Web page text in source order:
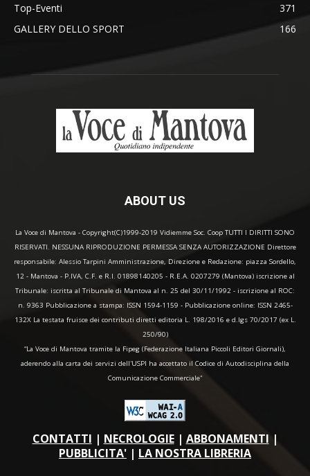
Top-Eventi
371
GALLERY DELLO SPORT
166
ABOUT US
La Voce di Mantova - Copyright(C)1999-2019 Vidiemme Soc. Coop TUTTI I DIRITTI SONO
RISERVATI. NESSUNA RIPRODUZIONE PERMESSA SENZA AUTORIZZAZIONE Direttore
responsabile: Alessio Tarpini Amministrazione, Direzione e Redazione: piazza Sordello,
12 - Mantova - P.IVA, C.F. e R.I. 01898140205 - R.E.A. 0207279 (Mantova) iscrizione al
Tribunale: iscritta al Tribunale di Mantova al n. 25 del 30/11/1992 - iscrizione al ROC:
n. 9363 Pubblicazione a stampa: ISSN 1594-1159 - Pubblicazione online: ISSN 2465-
132X La testata fruisce dei contributi diretti editoria L. 198/2016 e d.lgs 70/2017 (ex L.
250/90)
“La Voce di Mantova tramite la Fipeg (Federazione Italiana Piccoli Editori Giornali),
aderendo alla carta dei servizi dell'USPI ha accettato il Codice di Autodisciplina della
Comunicazione Commerciale"
CONTATTI | NECROLOGIE| ABBONAMENTI |
PUBBLICITA' | LA NOSTRA LIBRERIA